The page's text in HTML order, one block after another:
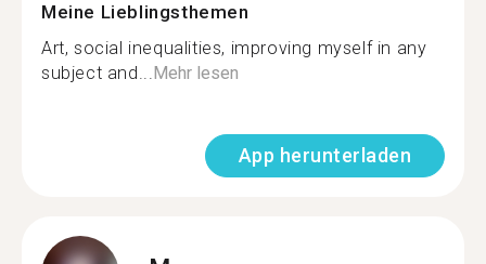
Meine Lieblingsthemen
Art, social inequalities, improving myself in any
subject and...Mehr lesen
App herunterladen